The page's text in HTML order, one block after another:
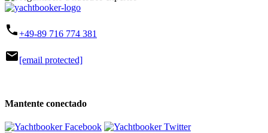
phone+49-89 716 774 381
mail[email protected]
Mantente conectado